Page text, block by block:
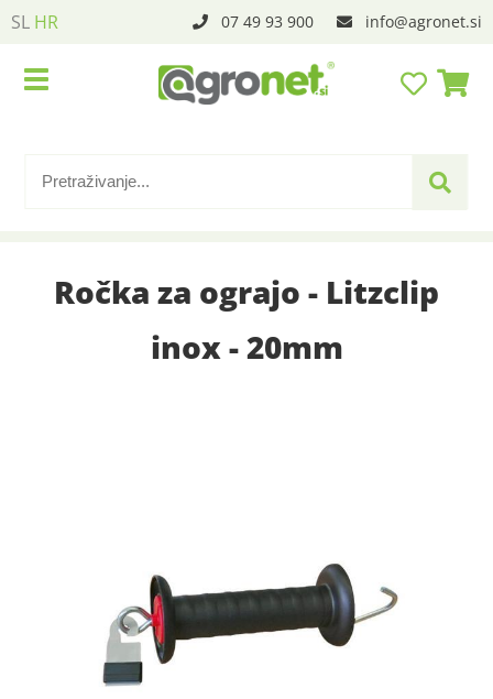
SL HR 07 49 93 900 info agronet.si
Ročka za ograjo - Litzclip
inox - 20mm